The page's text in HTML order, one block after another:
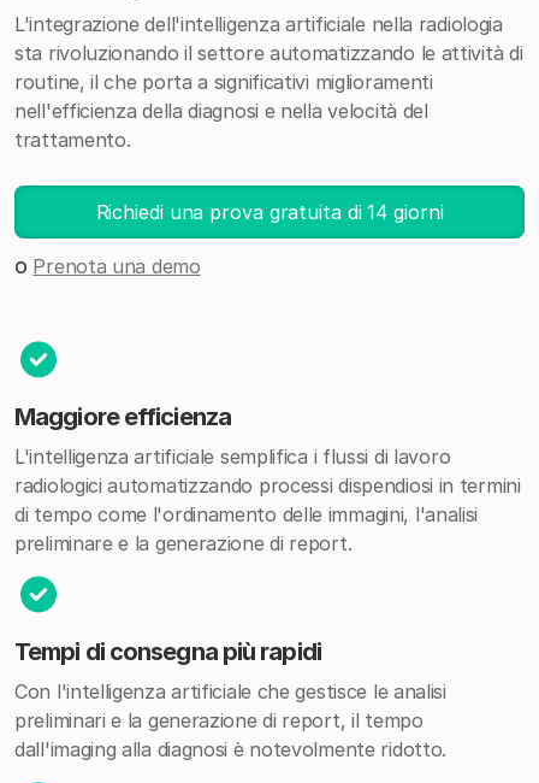
L'integrazione dell'intelligenza artificiale nella radiologia
sta rivoluzionando il settore automatizzando le attività di
routine, il che porta a significativi miglioramenti
nell'efficienza della diagnosi e nella velocità del
trattamento.
Richiedi una prova gratuita di 14 giorni
o Prenota una demo
Maggiore efficienza
L'intelligenza artificiale semplifica i flussi di lavoro
radiologici automatizzando processi dispendiosi in termini
di tempo come l'ordinamento delle immagini, l'analisi
preliminare e la generazione di report.
Tempi di consegna più rapidi
Con l'intelligenza artificiale che gestisce le analisi
preliminari e la generazione di report, il tempo
dall'imaging alla diagnosi è notevolmente ridotto.